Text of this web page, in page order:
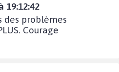
19:12:42
des problèmes
Courage